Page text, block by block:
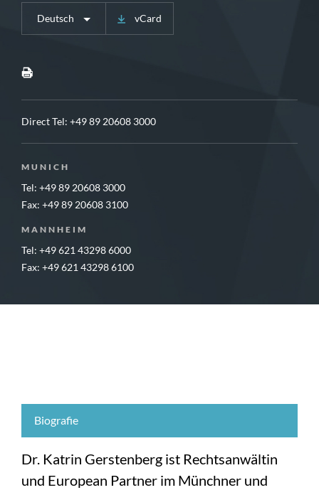
Deutsch vCard
Direct Tel: +49 89 20608 3000
MUNICH
Tel: +49 89 20608 3000
Fax: +49 89 20608 3100
MANNHEIM
Tel: +49 621 43298 6000
Fax: +49 621 43298 6100
Biografie
Dr. Katrin Gerstenberg ist Rechtsanwältin
und European Partner im Münchner und